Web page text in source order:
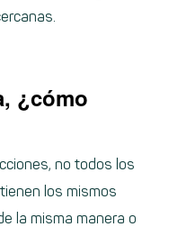
¿cómo
no todos los
los mismos
la misma manera o